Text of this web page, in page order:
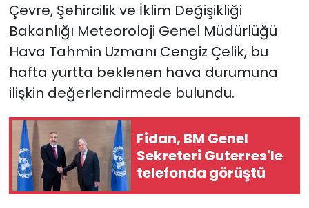
Çevre, Şehircilik ve İklim Değişikliği
Bakanlığı Meteoroloji Genel Müdürlüğü
Hava Tahmin Uzmanı Cengiz Çelik, bu
hafta yurtta beklenen hava durumuna
ilişkin değerlendirmede bulundu.
Fidan, BM Genel
Sekreteri Guterres'le
telefonda görüştü
Politika
SAĞLIK
Spor
Teknoloji
TÜRKiYE
Video Galeri